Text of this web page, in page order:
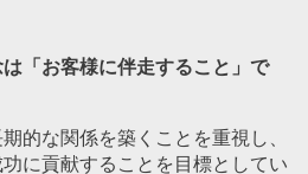
「お客様に伴走すること」で
的な関係を築くことを重視し、
に貢献することを目標としてい